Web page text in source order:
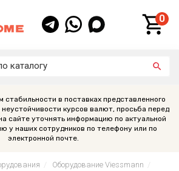
0
стабильности в поставках представленного
курсов валют, просьба перед
сайте уточнять информацию по актуальной
у наших сотрудников по телефону или по
электронной почте.
Оборудование Viessmann